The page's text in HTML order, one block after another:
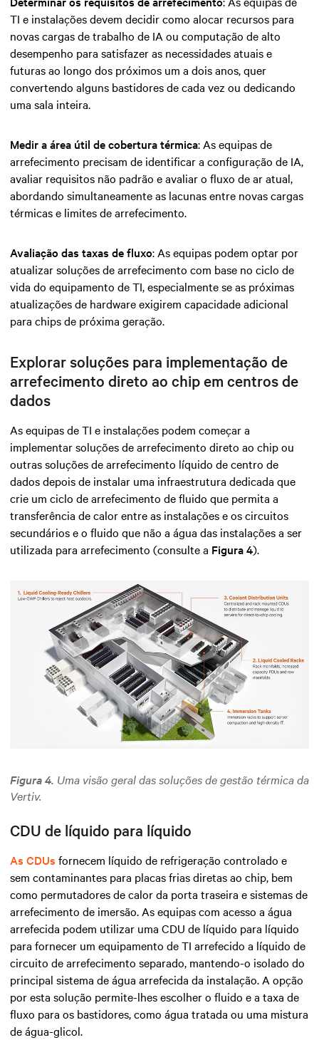
TI e instalações devem decidir como alocar recursos para
novas cargas de trabalho de IA ou computação de alto
desempenho para satisfazer as necessidades atuais e
futuras ao longo dos próximos um a dois anos, quer
convertendo alguns bastidores de cada vez ou dedicando
uma sala inteira.
Medir a área útil de cobertura térmica: As equipas de
arrefecimento precisam de identificar a configuração de IA,
avaliar requisitos não padrão e avaliar o fluxo de ar atual,
abordando simultaneamente as lacunas entre novas cargas
térmicas e limites de arrefecimento.
Avaliação das taxas de fluxo: As equipas podem optar por
atualizar soluções de arrefecimento com base no ciclo de
vida do equipamento de TI, especialmente se as próximas
atualizações de hardware exigirem capacidade adicional
para chips de próxima geração.
Explorar soluções para implementação de
arrefecimento direto ao chip em centros de
dados
As equipas de TI e instalações podem começar a
implementar soluções de arrefecimento direto ao chip ou
outras soluções de arrefecimento líquido de centro de
dados depois de instalar uma infraestrutura dedicada que
crie um ciclo de arrefecimento de fluido que permita a
transferência de calor entre as instalações e os circuitos
secundários e o fluido que não a água das instalações a ser
utilizada para arrefecimento (consulte a Figura 4).
Figura 4. Uma visão geral das soluções de gestão térmica da
Vertiv.
CDU de líquido para líquido
As CDUs fornecem líquido de refrigeração controlado e
sem contaminantes para placas frias diretas ao chip, bem
como permutadores de calor da porta traseira e sistemas de
arrefecimento de imersão. As equipas com acesso a água
arrefecida podem utilizar uma CDU de líquido para líquido
para fornecer um equipamento de TI arrefecido a líquido de
circuito de arrefecimento separado, mantendo-o isolado do
principal sistema de água arrefecida da instalação. A opção
por esta solução permite-lhes escolher o fluido e a taxa de
fluxo para os bastidores, como água tratada ou uma mistura
de água-glicol.